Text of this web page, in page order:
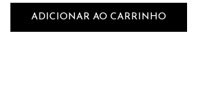
ADICIONAR AO CARRINHO